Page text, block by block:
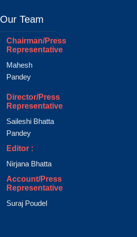
Our Team
Chairman/Press
Representative
Mahesh
Pandey
Director/Press
Representative
Saileshi Bhatta
Pandey
Editor :
Nirjana Bhatta
Account/Press
Representative
Suraj Poudel